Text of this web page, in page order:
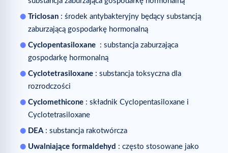
Triclosan : środek antybakteryjny będący substancją
zaburzającą gospodarkę hormonalną
Cyclopentasiloxane : substancja zaburzająca
gospodarkę hormonalną
Cyclotetrasiloxane : substancja toksyczna dla
rozrodczości
Cyclomethicone : składnik Cyclopentasiloxane i
Cyclotetrasiloxane
DEA: substancja rakotwórcza
Uwalniające formaldehyd : często stosowane jako